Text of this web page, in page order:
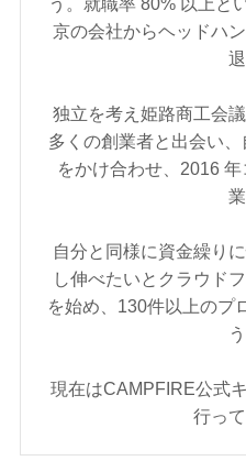
京の会社からヘッドハ
退
独立を考え姫路商工会
多くの創業者と出会い、
をかけ合わせ、2016
業
自分と同様に資金繰り
し伸べたいとクラウド
を始め、130件以上のプ
う
現在はCAMPFIRE公式
行って